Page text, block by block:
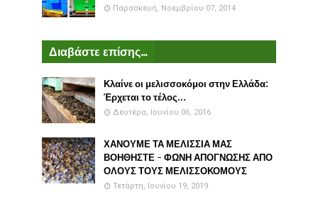
Παρασκευή, Νοεμβρίου 07, 2014
Διαβάστε επίσης...
Κλαίνε οι μελισσοκόμοι στην Ελλάδα:
Έρχεται το τέλος...
Δευτέρα, Ιουνίου 06, 2016
ΧΑΝΟΥΜΕ ΤΑ ΜΕΛΙΣΣΙΑ ΜΑΣ
ΒΟΗΘΗΣΤΕ - ΦΩΝΗ ΑΠΟΓΝΩΣΗΣ ΑΠΟ
ΟΛΟΥΣ ΤΟΥΣ ΜΕΛΙΣΣΟΚΟΜΟΥΣ
Τετάρτη, Ιουνίου 19, 2019